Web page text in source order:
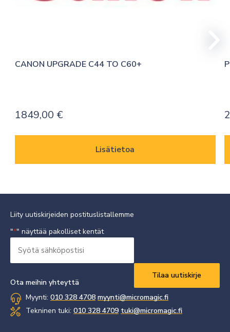
CANON UPGRADE C44 TO C60+
1849,00 €
Lisätietoa
Liity uutiskirjeiden postituslistallemme
"*" näyttää pakolliset kentät
sähköpostisi
Ota meihin yhteyttä
Myynti: 010 328 4708 myynti@micromagic.fi
Tekninen tuki: 010 328 4709 tuki@micromagic.fi